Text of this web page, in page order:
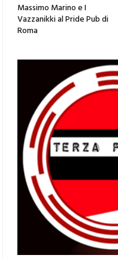
Massimo Marino e I
Vazzanikki al Pride Pub di
Roma